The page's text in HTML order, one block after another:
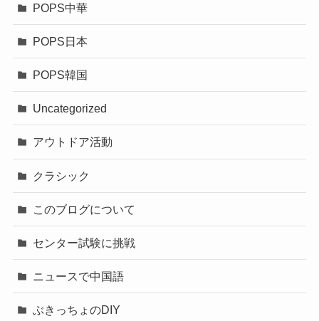
POPS中華
POPS日本
POPS韓国
Uncategorized
アウトドア活動
クラシック
このブログについて
センター試験に挑戦
ニュースで中国語
ぶきっちょのDIY